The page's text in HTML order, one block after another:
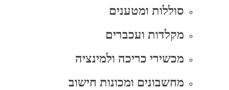
סוללות ומטענים
מקלדות ועכברים
מכשירי כריכה ולמינציה
מחשבונים ומכונות חישוב